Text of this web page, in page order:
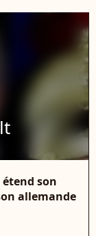
son
allemande